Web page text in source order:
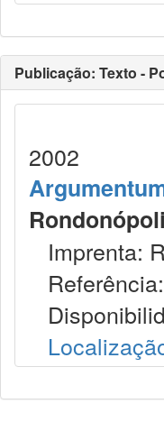
Publicação: Texto -
2002
Imprenta: